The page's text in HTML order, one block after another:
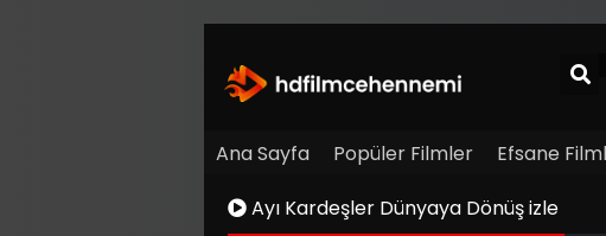
Ana Sayfa Popüler Filmler Efsane
Ayı Kardeşler Dünyaya Dönüş izle